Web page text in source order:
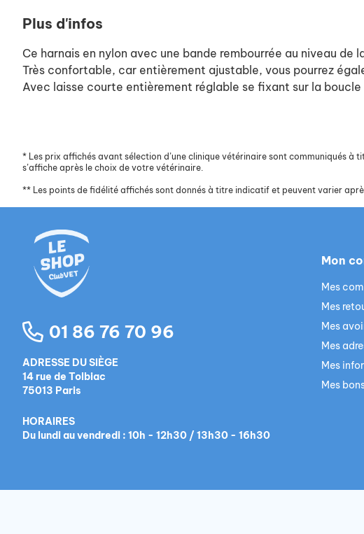
Plus d'infos
Ce harnais en nylon avec une bande rembourrée au niveau
Très confortable, car entièrement ajustable, vous pourrez
Avec laisse courte entièrement réglable se fixant sur la
* Les prix affichés avant sélection d’une clinique vétérinaire sont communiqués
s’affiche après le choix de votre vétérinaire.
** Les points de fidélité affichés sont donnés à titre indicatif et peuvent varier
01 86 76 70 96
ADRESSE DU SIÈGE
14 rue de Tolbiac
75013 Paris
HORAIRES
Du lundi au vendredi : 10h - 12h30 / 13h30 - 16h30
Mon
Mes
Mes
Mes
Mes
Mes
Mes